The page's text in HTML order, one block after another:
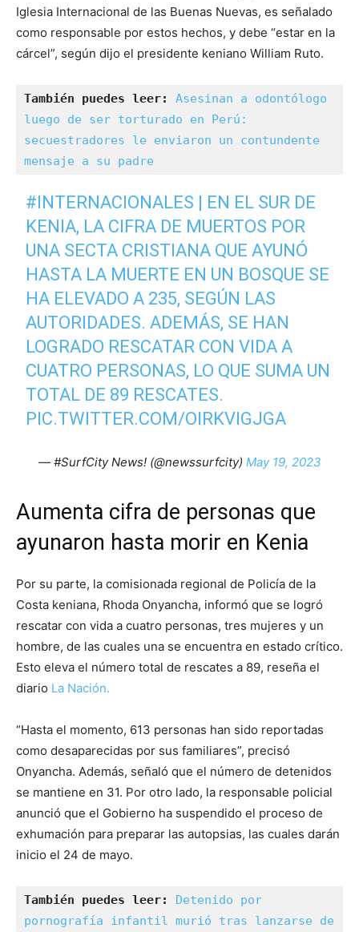
Iglesia Internacional de las Buenas Nuevas, es señalado
como responsable por estos hechos, y debe “estar en la
cárcel”, según dijo el presidente keniano William Ruto.
También puedes leer:
Asesinan a odontólogo
luego de ser torturado en Perú:
secuestradores le enviaron un contundente
mensaje a su padre
#INTERNACIONALES | EN EL SUR DE
KENIA, LA CIFRA DE MUERTOS POR
UNA SECTA CRISTIANA QUE AYUNÓ
HASTA LA MUERTE EN UN BOSQUE SE
HA ELEVADO A 235, SEGÚN LAS
AUTORIDADES. ADEMÁS, SE HAN
LOGRADO RESCATAR CON VIDA A
CUATRO PERSONAS, LO QUE SUMA UN
TOTAL DE 89 RESCATES.
PIC.TWITTER.COM/OIRKVIGJGA
— #SurfCity News! (@newssurfcity) May 19, 2023
Aumenta cifra de personas que
ayunaron hasta morir en Kenia
Por su parte, la comisionada regional de Policía de la
Costa keniana, Rhoda Onyancha, informó que se logró
rescatar con vida a cuatro personas, tres mujeres y un
hombre, de las cuales una se encuentra en estado crítico.
Esto eleva el número total de rescates a 89, reseña el
diario La Nación.
“Hasta el momento, 613 personas han sido reportadas
como desaparecidas por sus familiares”, precisó
Onyancha. Además, señaló que el número de detenidos
se mantiene en 31. Por otro lado, la responsable policial
anunció que el Gobierno ha suspendido el proceso de
exhumación para preparar las autopsias, las cuales darán
inicio el 24 de mayo.
También puedes leer:
Detenido por
pornografía infantil murió tras lanzarse de